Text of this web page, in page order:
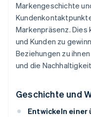
Markengeschichte
Markenpräsenz. Dies
und Kunden zu
Beziehungen zu
und die
Geschichte und
Entwickeln